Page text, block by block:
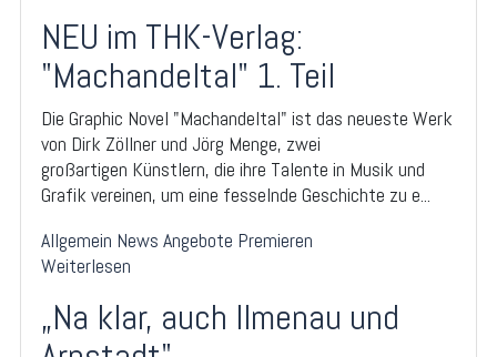
NEU im THK-Verlag:
"Machandeltal" 1. Teil
Die Graphic Novel "Machandeltal" ist das neueste Werk
von Dirk Zöllner und Jörg Menge, zwei
großartigen Künstlern, die ihre Talente in Musik und
Grafik vereinen, um eine fesselnde Geschichte zu e...
Allgemein News Angebote Premieren
Weiterlesen
„Na klar, auch Ilmenau und